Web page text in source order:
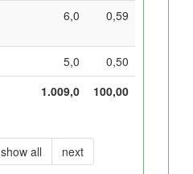
6,0 0,59
5,0
0,50
1.009,0
100,00
show all next